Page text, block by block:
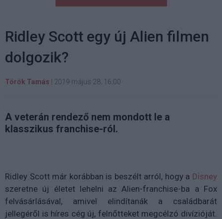
Ridley Scott egy új Alien filmen
dolgozik?
Török Tamás 2019 május 28. 16:00
A veterán rendező nem mondott le a
klasszikus franchise-ról.
Ridley Scott már korábban is beszélt arról, hogy a Disney
szeretne új életet lehelni az Alien-franchise-ba a Fox
felvásárlásával, amivel elindítanák a családbarát
jellegéről is híres cég új, felnőtteket megcélzó divízióját.